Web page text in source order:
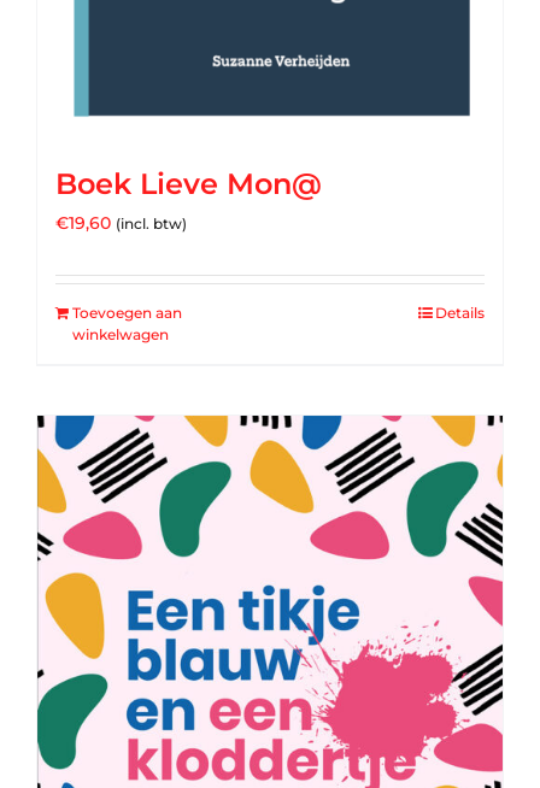
Boek Lieve Mon@
€19,60 (incl. btw)
Toevoegen aan
winkelwagen
Details